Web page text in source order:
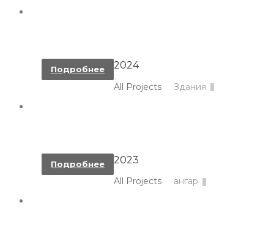
Подробнее 2024
All Projects Здания
Подробнее 2023
All Projects ангар